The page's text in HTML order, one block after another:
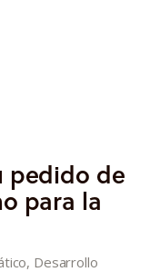
pedido de
para la
Desarrollo